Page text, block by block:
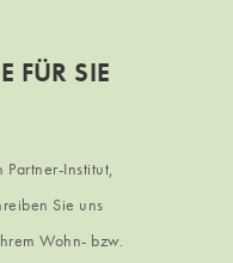
FÜR SIE
Institut,
Sie uns
Wohn- bzw.